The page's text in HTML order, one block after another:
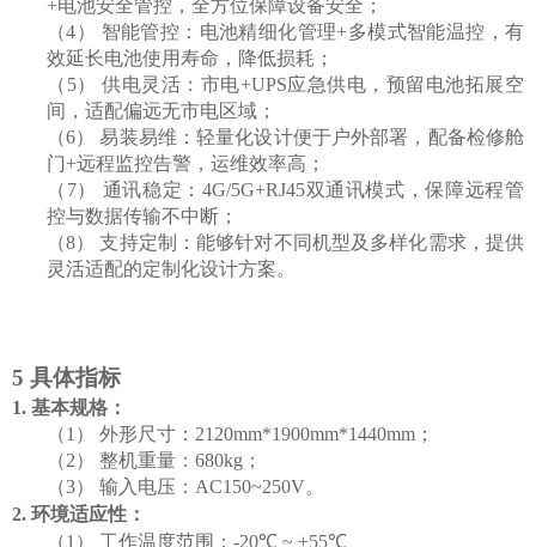
+电池安全管控，全方位保障设备安全；
（4） 智能管控：电池精细化管理+多模式智能温控，有
效延长电池使用寿命，降低损耗；
（5）供电灵活：市电+UPS应急供电，预留电池拓展空
间，适配偏远无市电区域；
（6）易装易维：轻量化设计便于户外部署，配备检修舱
门+远程监控告警，运维效率高；
（7） 通讯稳定： 4G/5G+RJ45双通讯模式，保障远程管
控与数据传输不中断；
（8）支持定制：能够针对不同机型及多样化需求，提供
灵活适配的定制化设计方案。
5 具体指标
1. 基本规格：
（1） 外形尺寸： 2120mm*1900mm*1440mm ；
（2） 整机重量： 680kg ；
（3） 输入电压： AC1 50~250V。
2. 环境适应性：
（1） 工作温度范围： -20℃ ~ +55℃